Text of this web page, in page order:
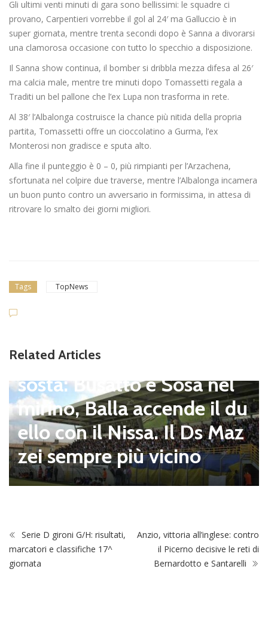
Gli ultimi venti minuti di gara sono bellissimi: le squadre ci
provano, Carpentieri vorrebbe il gol al 24′ ma Galluccio è in
super giornata, mentre trenta secondi dopo è Sanna a divorarsi
una clamorosa occasione con tutto lo specchio a disposizione.
Il Sanna show continua, il bomber si dribbla mezza difesa al 26′
ma calcia male, mentre tre minuti dopo Tomassetti regala a
Traditi un bel pallone che l’ex Lupa non trasforma in rete.
Al 38′ l’Albalonga costruisce la chance più nitida della propria
partita, Tomassetti offre un cioccolatino a Gurma, l’ex
Monterosi non gradisce e sputa alto.
Alla fine il punteggio è 0 – 0, più rimpianti per l’Arzachena,
sfortunata nel colpire due traverse, mentre l’Albalonga incamera
un buon punto contro un avversario in formissima, in attesa di
ritrovare lo smalto dei giorni migliori.
Tags TopNews
Related Articles
pagnano), mercato senza
sosta: Busatto e Sosa nel
mirino, Balla accende il du
ello con il Nissa. Il Ds Maz
zei sempre più vicino
Serie D gironi G/H: risultati,
marcatori e classifiche 17^
giornata
Anzio, vittoria all’inglese: contro
il Picerno decisive le reti di
Bernardotto e Santarelli